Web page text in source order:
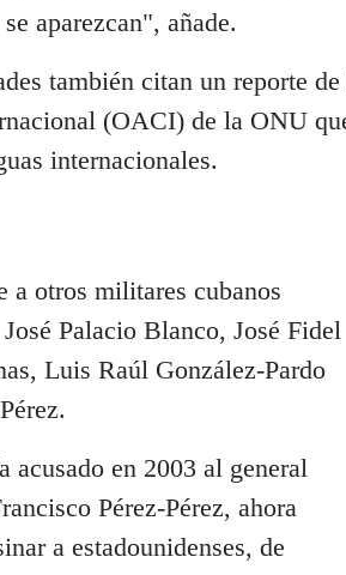
aparezcan", añade.
también citan un reporte
(OACI) de la ONU
internacionales.
a otros militares cubanos
Palacio Blanco, José Fidel
Luis Raúl González-Pardo
acusado en 2003 al general
Pérez-Pérez, ahora
a estadounidenses, de